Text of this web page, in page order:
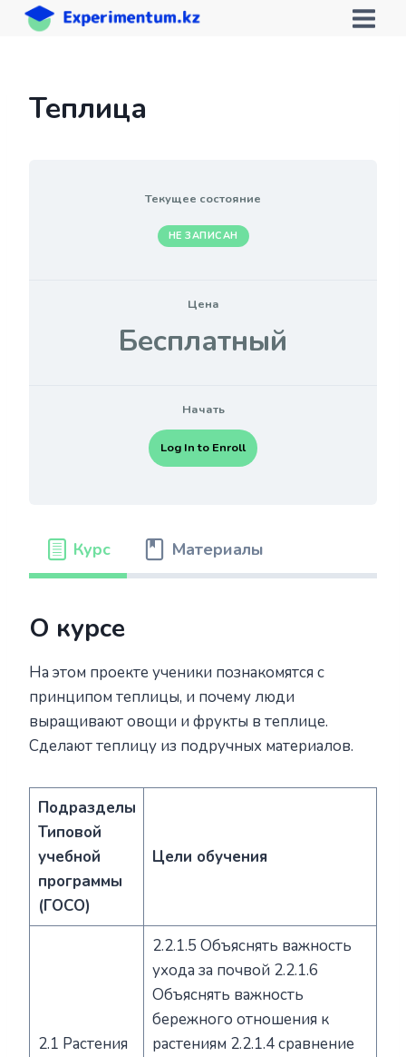
Перейти
Теплица
Текущее состояние
НЕ ЗАПИСАН
Цена
Бесплатный
Начать
Log In to Enroll
Курс Материалы
О курсе
На этом проекте ученики познакомятся с
принципом теплицы, и почему люди
выращивают овощи и фрукты в теплице.
Сделают теплицу из подручных материалов.
Подразделы
Типовой
учебной
программы
(ГОСО)
Цели обучения
2.1 Растения
2.2.1.5 Объяснять важность
ухода за почвой 2.2.1.6
Объяснять важность
бережного отношения к
растениям 2.2.1.4 сравнение